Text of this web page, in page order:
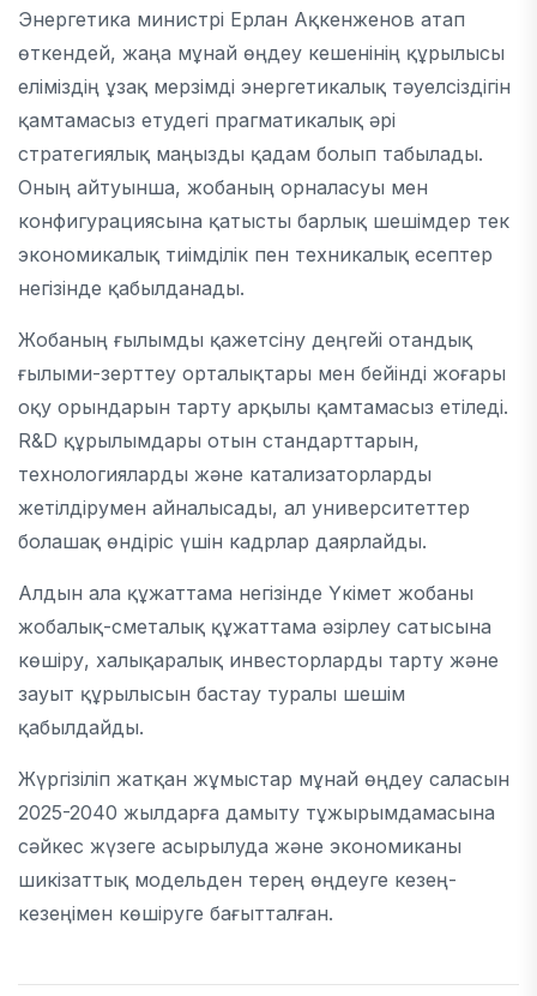
Энергетика министрі Ерлан Ақкенженов атап
өткендей, жаңа мұнай өңдеу кешенінің құрылысы
еліміздің ұзақ мерзімді энергетикалық тәуелсіздігін
қамтамасыз етудегі прагматикалық әрі
стратегиялық маңызды қадам болып табылады.
Оның айтуынша, жобаның орналасуы мен
конфигурациясына қатысты барлық шешімдер тек
экономикалық тиімділік пен техникалық есептер
негізінде қабылданады.
Жобаның ғылымды қажетсіну деңгейі отандық
ғылыми-зерттеу орталықтары мен бейінді жоғары
оқу орындарын тарту арқылы қамтамасыз етіледі.
R&D құрылымдары отын стандарттарын,
технологияларды және катализаторларды
жетілдірумен айналысады, ал университеттер
болашақ өндіріс үшін кадрлар даярлайды.
Алдын ала құжаттама негізінде Үкімет жобаны
жобалық-сметалық құжаттама әзірлеу сатысына
көшіру, халықаралық инвесторларды тарту және
зауыт құрылысын бастау туралы шешім
қабылдайды.
Жүргізіліп жатқан жұмыстар мұнай өңдеу саласын
2025-2040 жылдарға дамыту тұжырымдамасына
сәйкес жүзеге асырылуда және экономиканы
шикізаттық модельден терең өңдеуге кезең-
кезеңімен көшіруге бағытталған.